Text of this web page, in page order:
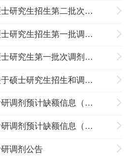
2020年锦州医科大学硕士研究生招生第二批次调剂通知
2020年锦州医科大学硕士研究生招生第一批调剂考生复试时间安排
2020年锦州医科大学硕士研究生第一批次调剂考生复试通知
2020年锦州医科大学关于硕士研究生招生和调剂工作的通知
2019年锦州医科大学考研调剂预计缺额信息（第四批）
2019年锦州医科大学考研调剂预计缺额信息（第三批）
调剂公告